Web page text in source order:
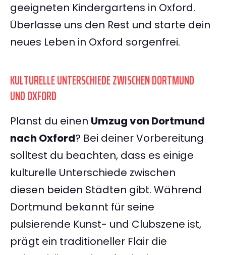
geeigneten Kindergartens in Oxford.
Überlasse uns den Rest und starte dein
neues Leben in Oxford sorgenfrei.
KULTURELLE UNTERSCHIEDE ZWISCHEN DORTMUND
UND OXFORD
Planst du einen Umzug von Dortmund
nach Oxford? Bei deiner Vorbereitung
solltest du beachten, dass es einige
kulturelle Unterschiede zwischen
diesen beiden Städten gibt. Während
Dortmund bekannt für seine
pulsierende Kunst- und Clubszene ist,
prägt ein traditioneller Flair die